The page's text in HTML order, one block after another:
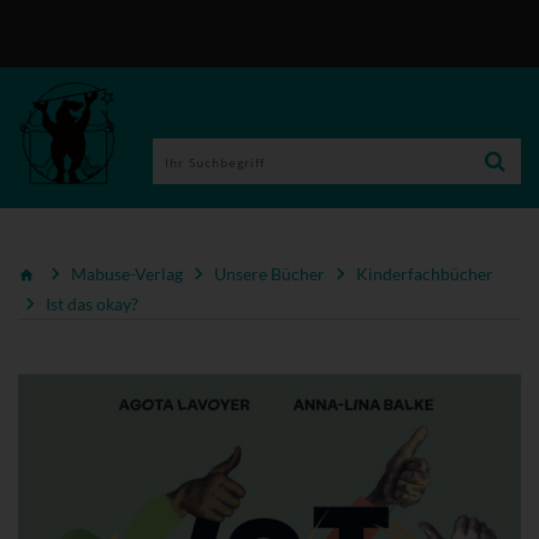
Mabuse-Verlag Unsere Bücher
Kinderfachbücher
Ist das okay?